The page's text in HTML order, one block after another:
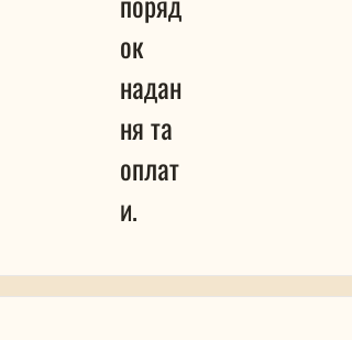
ок
надан
ня та
оплат
и.